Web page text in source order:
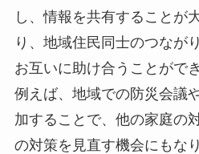
し、情報を共有することが
り、地域住民同士のつなが
お互いに助け合うことがで
例えば、地域での防災会議
加することで、他の家庭の
の対策を見直す機会にもな